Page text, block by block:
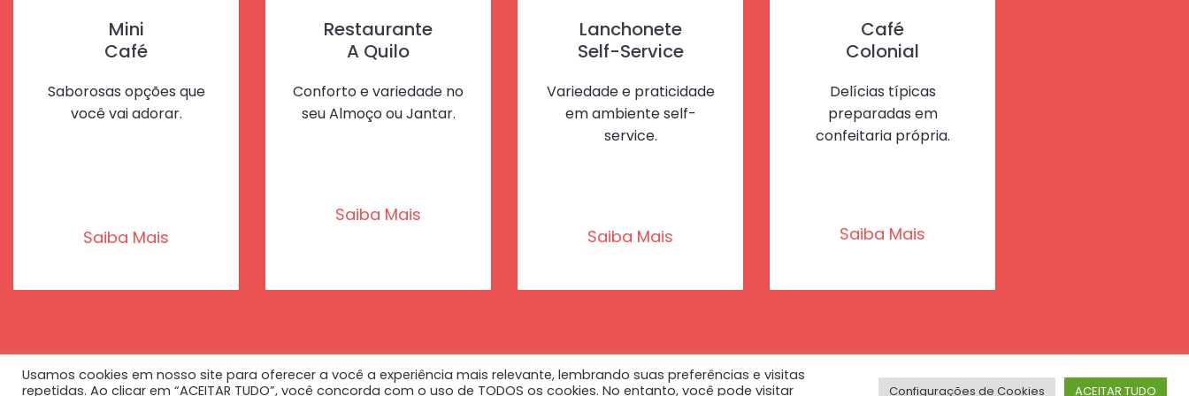
Mini
Café
Saborosas opções que
você vai adorar.
Saiba Mais
Restaurante
A Quilo
Conforto e variedade no
seu Almoço ou Jantar.
Saiba Mais
Lanchonete
Self-Service
Variedade e praticidade
em ambiente self-
service.
Saiba Mais
Café
Colonial
Delícias típicas
preparadas em
confeitaria própria.
Saiba Mais
Usamos cookies em nosso site para oferecer a você a experiência mais relevante, lembrando suas preferências e visitas
repetidas. Ao clicar em “ACEITAR TUDO”, você concorda com o uso de TODOS os cookies. No entanto, você pode visitar
Configurações de Cookies ACEITAR TUDO